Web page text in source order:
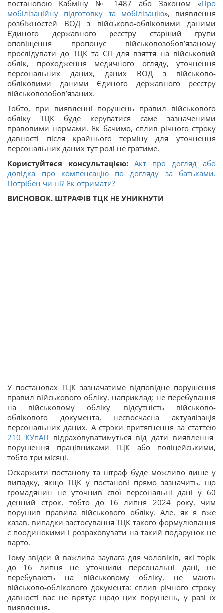
постановою Кабміну № 1487 або Законом «Про
мобілізаційну підготовку та мобілізацію», виявлення
розбіжностей ВОД з військово-обліковими даними
Єдиного державного реєстру старший групи
оповіщення пропонує військовозобов’язаному
прослідувати до ТЦК та СП для взяття на військовий
облік, проходження медичного огляду, уточнення
персональних даних, даних ВОД з військово-
обліковими даними Єдиного державного реєстру
військовозобов’язаних.
Тобто, при виявленні порушень правил військового
обліку ТЦК буде керуватися саме зазначеними
правовими нормами. Як бачимо, сплив річного строку
давності після крайнього терміну для уточнення
персональних даних тут ролі не гратиме.
Користуйтеся консультацією: Акт про догляд або
довідка про компенсацію по догляду за батьками.
Потрібен чи ні? Як отримати?
ВИСНОВОК. ШТРАФІВ ТЦК НЕ УНИКНУТИ
У постановах ТЦК зазначатиме відповідне порушення
правил військового обліку, наприклад: не перебування
на військовому обліку, відсутність військово-
облікового документа, несвоєчасна актуалізація
персональних даних. А строки притягнення за статтею
210 КУпАП відраховуватимуться від дати виявлення
порушення працівниками ТЦК або поліцейськими,
тобто три місяці.
Оскаржити постанову та штраф буде можливо лише у
випадку, якщо ТЦК у постанові прямо зазначить, що
громадянин не уточнив свої персональні дані у 60
денний строк, тобто до 16 липня 2024 року, чим
порушив правила військового обліку. Але, як я вже
казав, випадки застосування ТЦК такого формулювання
є поодинокими і розраховувати на такий подарунок не
варто.
Тому звідси й важлива заувага для чоловіків, які торік
до 16 липня не уточнили персональні дані, не
перебувають на військовому обліку, не мають
військово-облікового документа: сплив річного строку
давності вас не врятує щодо цих порушень, у разі їх
виявлення.